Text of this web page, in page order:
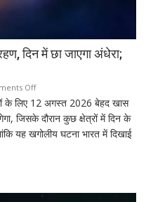
भूमिका
नहीं
दिन में छा जाएगा अंधेरा;
Offon
12
अगस्त
को
सूर्य
के लिए 12 अगस्त 2026 बेहद खास
जिसके दौरान कुछ क्षेत्रों में दिन के
यह खगोलीय घटना भारत में दिखाई